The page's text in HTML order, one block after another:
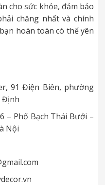
cho sức khỏe, đảm bảo
chăng nhất và chính
hoàn toàn có thể yên
91 Điện Biên, phường
Định
– Phố Bạch Thái Bưởi –
Nội